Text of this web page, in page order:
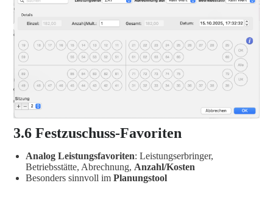
3.6 Festzuschuss-Favoriten
Analog Leistungsfavoriten: Leistungserbringer,
Betriebsstätte, Abrechnung, Anzahl/Kosten
Besonders sinnvoll im Planungstool